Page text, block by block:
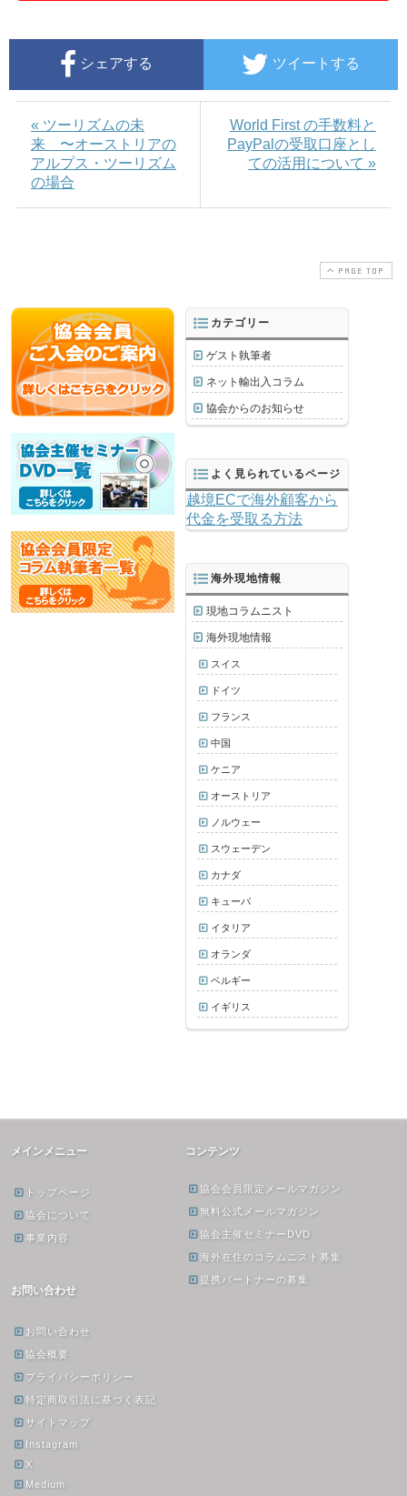
シェアする ツイートする
« ツーリズムの未
来 〜オーストリアの
アルプス・ツーリズム
の場合
World First の手数料と
PayPalの受取口座とし
ての活用について »
PAGE TOP
カテゴリー
ゲスト執筆者
ネット輸出入コラム
協会からのお知らせ
よく見られているページ
越境ECで海外顧客から
代金を受取る方法
海外現地情報
現地コラムニスト
海外現地情報
スイス
ドイツ
フランス
中国
ケニア
オーストリア
ノルウェー
スウェーデン
カナダ
キューバ
イタリア
オランダ
ベルギー
イギリス
メインメニュー
トップページ
協会について
事業内容
コンテンツ
協会会員限定メールマガジン
無料公式メールマガジン
協会主催セミナーDVD
海外在住のコラムニスト募集
提携パートナーの募集
お問い合わせ
お問い合わせ
協会概要
プライバシーポリシー
特定商取引法に基づく表記
サイトマップ
Instagram
X
Medium